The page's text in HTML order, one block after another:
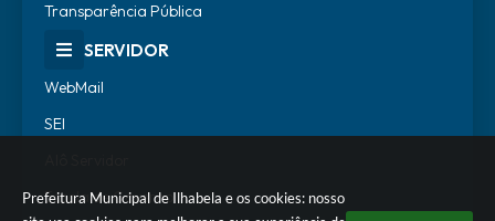
Prefeitura Municipal de Ilhabela e os cookies: nosso
Transparência Pública
SERVIDOR
WebMail
SEI
Escola de Governo